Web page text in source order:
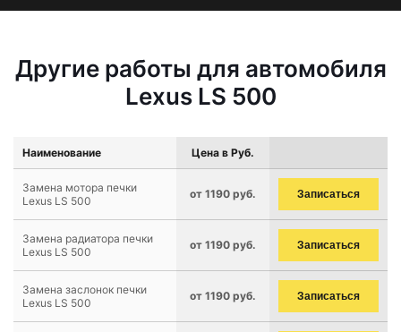
Другие работы для автомобиля
Lexus LS 500
Наименование Цена в Руб.
Замена мотора печки
Lexus LS 500
от 1190 руб. Записаться
Замена радиатора печки
Lexus LS 500
от 1190 руб. Записаться
Замена заслонок печки
Lexus LS 500
от 1190 руб. Записаться